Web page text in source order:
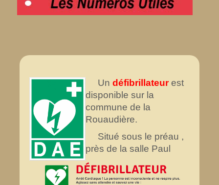
Un défibrillateur est
disponible sur la
commune de la
Rouaudière.
Situé sous le préau ,
près de la salle Paul